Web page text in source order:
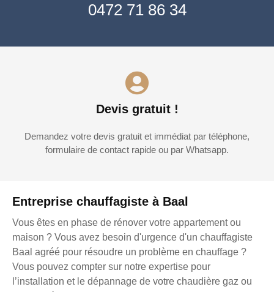
Entreprise chauffagiste à Baal
Vous êtes en phase de rénover votre appartement ou
maison ? Vous avez besoin d'urgence d'un chauffagiste
Baal agréé pour résoudre un problème en chauffage ?
Vous pouvez compter sur notre expertise pour
l’installation et le dépannage de votre chaudière gaz ou
0472 71 86 34
Devis gratuit !
Demandez votre devis gratuit et immédiat par téléphone,
formulaire de contact rapide ou par Whatsapp.